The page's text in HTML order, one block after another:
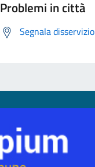
Problemi in città
Segnala disservizio